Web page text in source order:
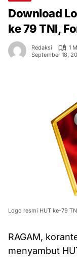
Download
ke 79 TNI,
Redaksi
1
September 18,
Logo resmi HUT ke-79
RAGAM,
menyambut